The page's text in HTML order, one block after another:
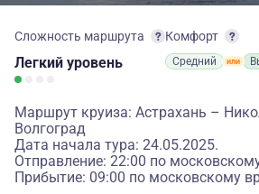
Сложность маршрута
Легкий уровень
Комфорт
Средний
Маршрут круиза: Астрахань –
Волгоград
Дата начала тура: 24.05.2025.
Отправление: 22:00 по
Прибытие: 09:00 по московскому